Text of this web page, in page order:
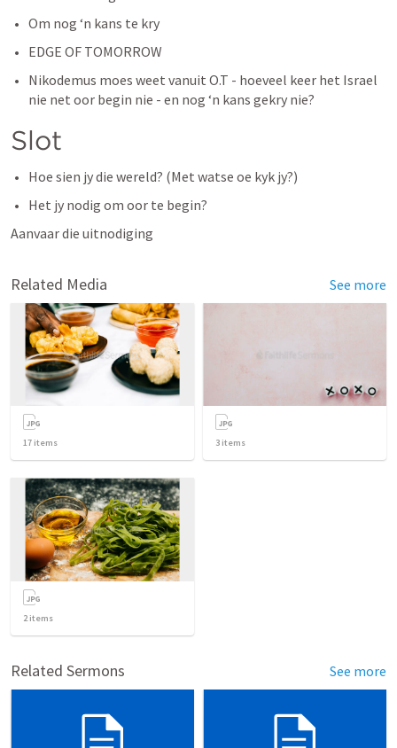
Om nog ‘n kans te kry
EDGE OF TOMORROW
Nikodemus moes weet vanuit O.T - hoeveel keer het Israel
nie net oor begin nie - en nog ‘n kans gekry nie?
Slot
Hoe sien jy die wereld? (Met watse oe kyk jy?)
Het jy nodig om oor te begin?
Aanvaar die uitnodiging
Related Media See more
17 items 3 items
2items
Related Sermons See more